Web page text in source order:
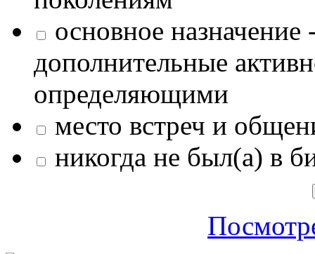
основное назначение
дополнительные
определяющими
место встреч и
никогда не был(а) в